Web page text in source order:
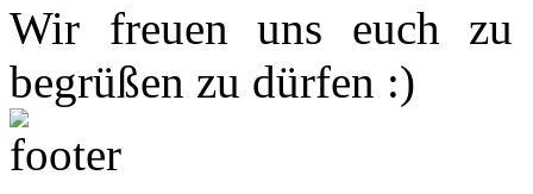
Wir freuen uns euch
begrüßen zu dürfen :)